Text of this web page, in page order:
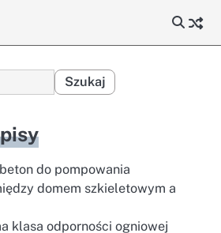
do pompowania
domem szkieletowym a
klasa odporności ogniowej